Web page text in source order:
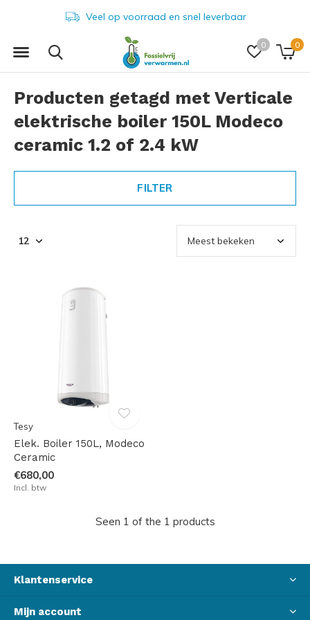
0 0
Veel op voorraad en snel leverbaar
Producten getagd met Verticale
elektrische boiler 150L Modeco
ceramic 1.2 of 2.4 kW
FILTER
Tesy
Elek. Boiler 150L, Modeco
Ceramic
€680,00
Incl. btw
Seen 1 of the 1 products
Klantenservice
Mijn account